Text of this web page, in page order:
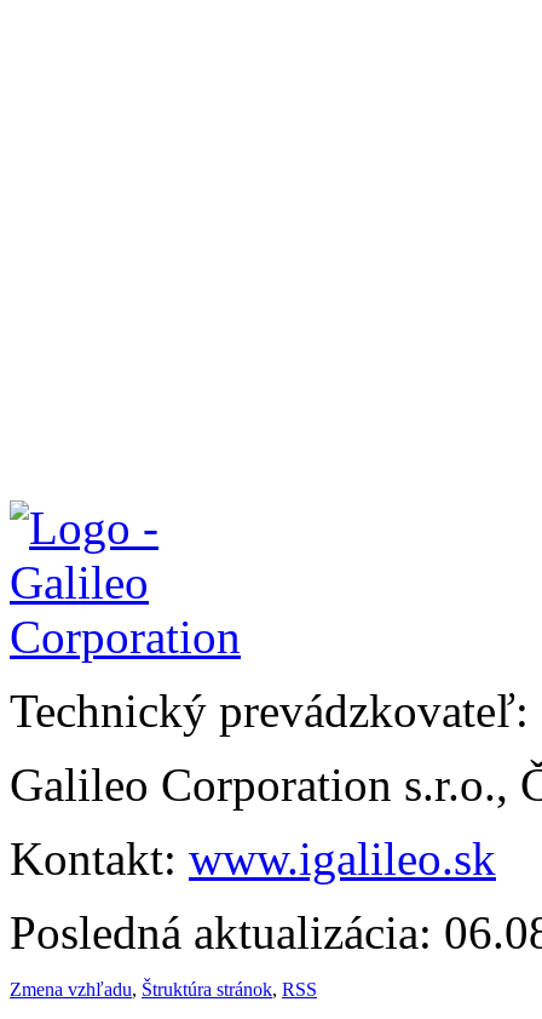
Technický prevádzkovateľ:
Galileo Corporation s.r.o.,
Kontakt: www.igalileo.sk
Posledná aktualizácia:
Zmena vzhľadu, Štruktúra stránok, RSS